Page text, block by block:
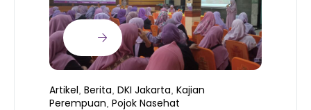
Artikel Berita DKI Jakarta Kajian
Perempuan Pojok Nasehat